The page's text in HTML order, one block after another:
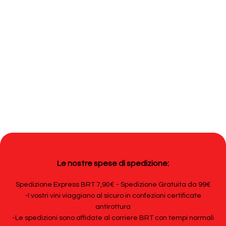
Le nostre spese di spedizione:
Spedizione Express BRT 7,90€ - Spedizione Gratuita da 99€
-I vostri vini viaggiano al sicuro in confezioni certificate
antirottura
-Le spedizioni sono affidate al corriere BRT con tempi normali